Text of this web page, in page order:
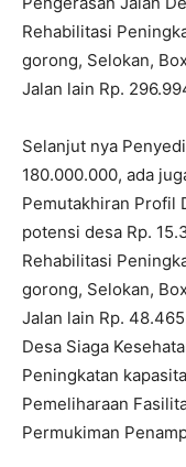
Rehabilitasi
gorong, Selokan,
Jalan lain Rp.
Selanjut nya
180.000.000, ada
Pemutakhiran Profil
potensi desa Rp.
Rehabilitasi
gorong, Selokan,
Jalan lain Rp.
Desa Siaga
Peningkatan
Pemeliharaan
Permukiman